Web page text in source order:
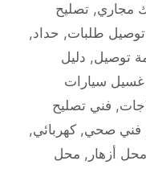
مجاري, تصليح
توصيل طلبات, حداد,
توصيل, دليل
غسيل سيارات
, فني تصليح
فني صحي, كهربائي,
محل أزهار , محل